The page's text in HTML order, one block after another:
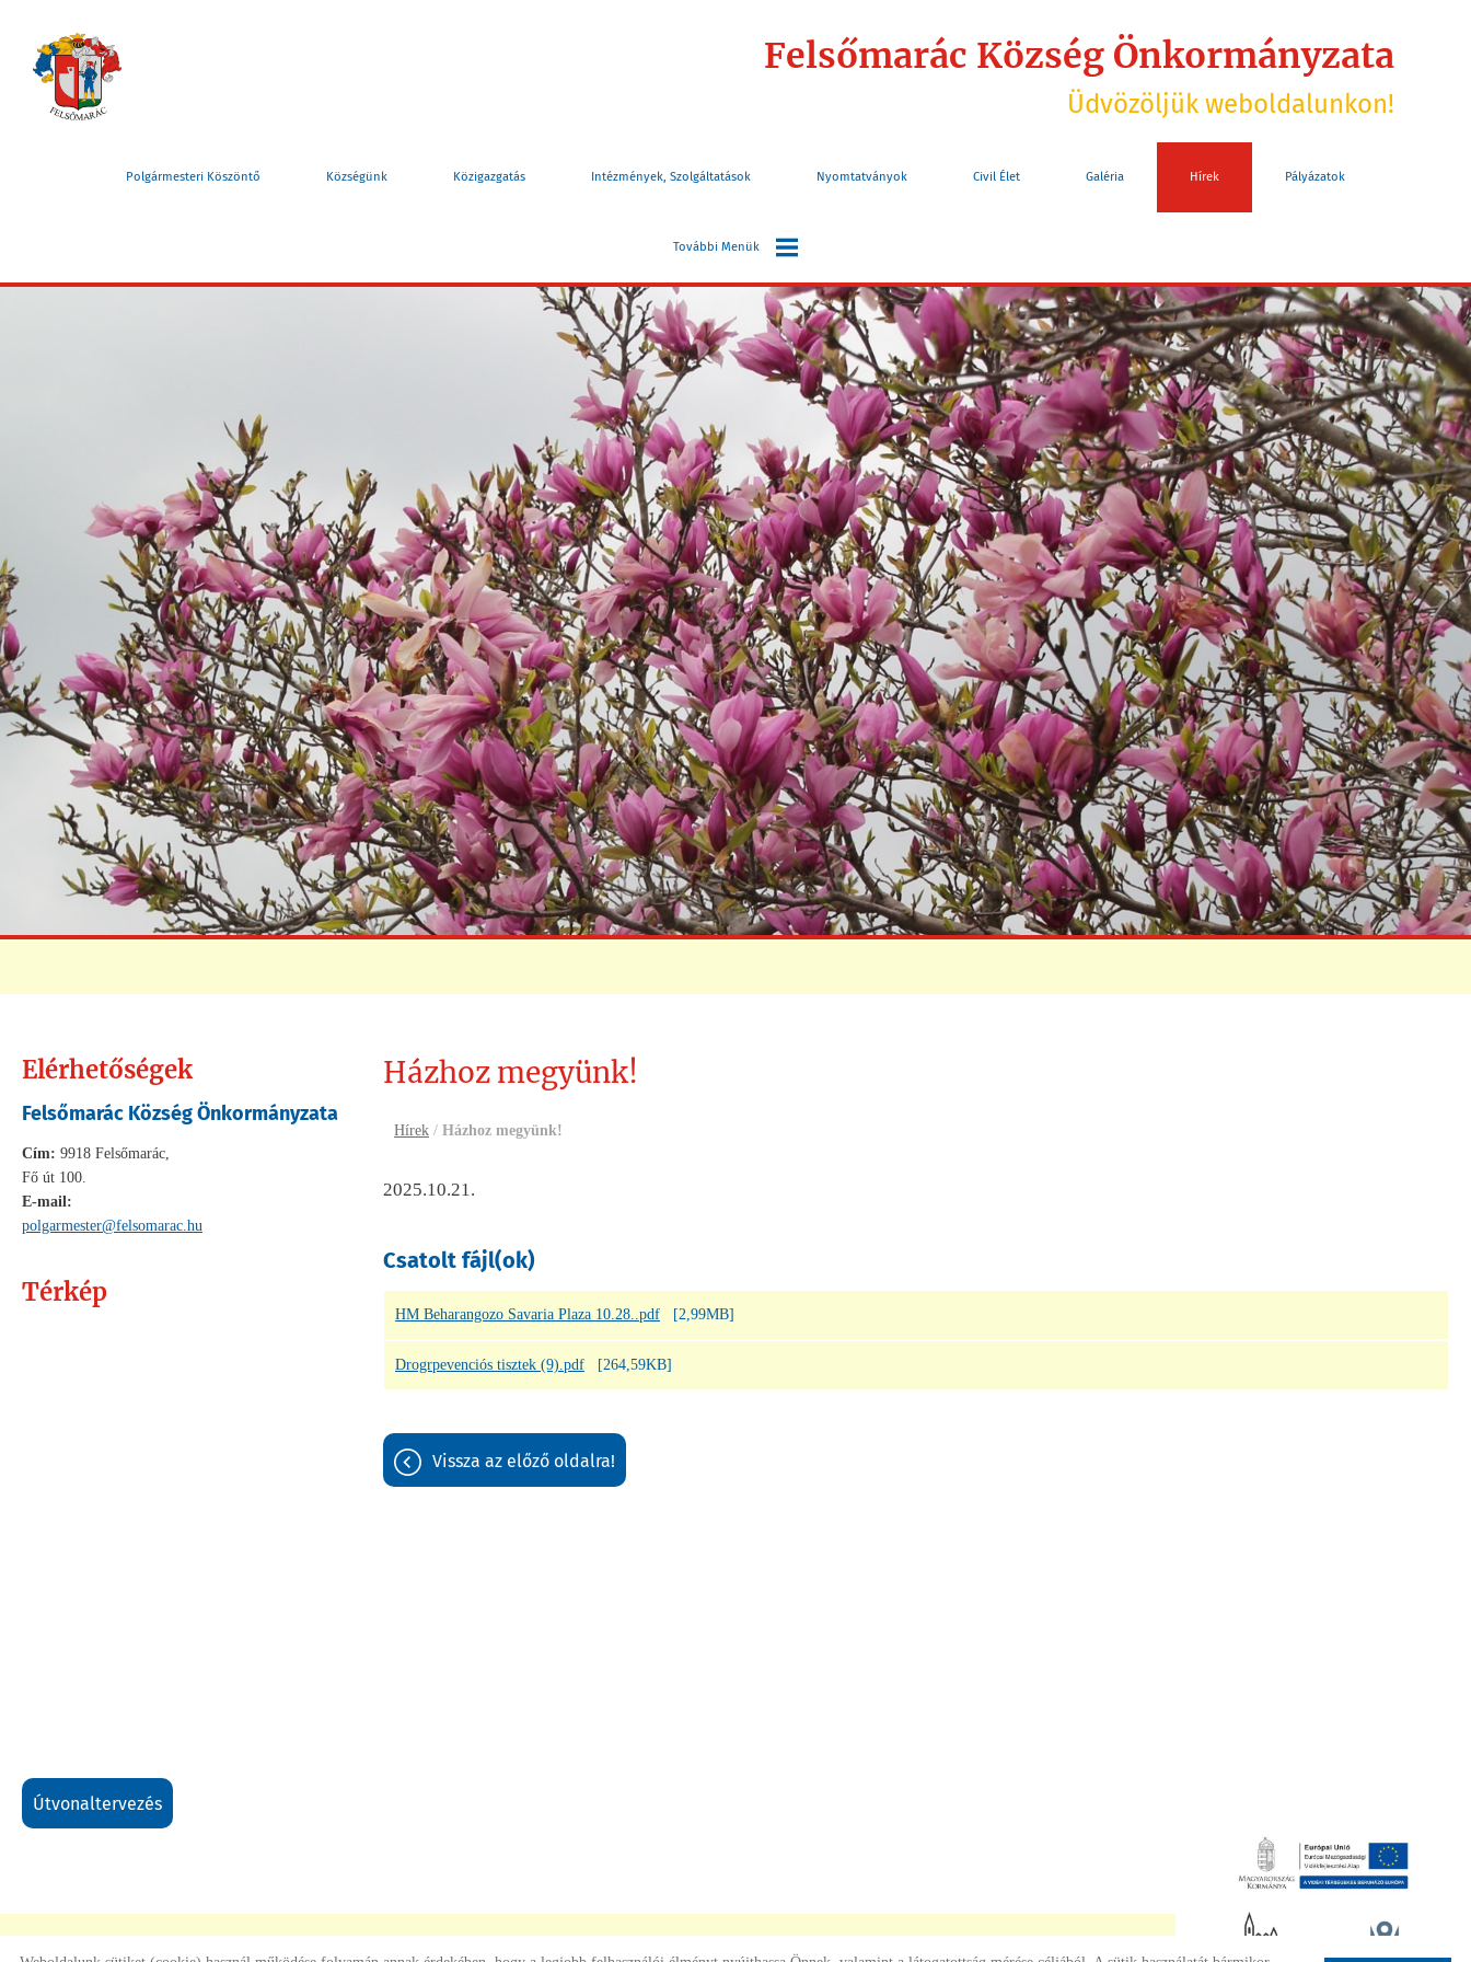
Felsőmarác Község Önkormányzata
Üdvözöljük weboldalunkon!
Polgármesteri Köszöntő Községünk Közigazgatás Intézmények, Szolgáltatások Nyomtatványok Civil Élet Galéria Hírek Pályázatok
További Menük
Választás
Információk
Elérhetőségek
KÖZÉRDEKŰ
ADATOK
Képviselő
Testületi Ülések
Jegyzőkönyvei
Képviselő
Testületi Ülések
Előterjesztés
Költségvetések
Elérhetőségek
Felsőmarác Község Önkormányzata
Cím: 9918 Felsőmarác,
Fő út 100.
E-mail:
polgarmester@felsomarac.hu
Térkép
útvonaltervezés
Házhoz megyünk!
Hírek / Házhoz megyünk!
2025.10.21.
Csatolt fájl(ok)
HM Beharangozo Savaria Plaza 10.28..pdf [2,99MB]
Drogrpevenciós tisztek (9).pdf [264,59KB]
vissza az előző oldalra!